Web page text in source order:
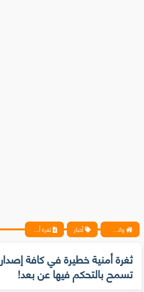
واتس آب ، فيسبوك ، أنترنت ، شروحات تقنية حصرية - المحترف أخبار ثغرة أمنية خطيرة في كافة إصدارات ويندوز تسمح بالتحكم فيها عن بعد!
ثغرة أمنية خطيرة في كافة
تسمح بالتحكم فيها عن بعد!